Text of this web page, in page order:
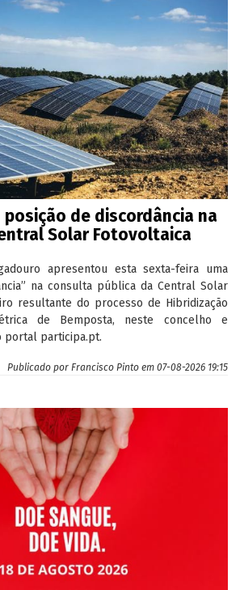
de discordância na
Solar Fotovoltaica
apresentou esta sexta-feira uma
na consulta pública da Central Solar
resultante do processo de Hibridização
de Bemposta, neste concelho e
portal participa.pt.
Publicado por Francisco Pinto em 07-08-2026 19:15